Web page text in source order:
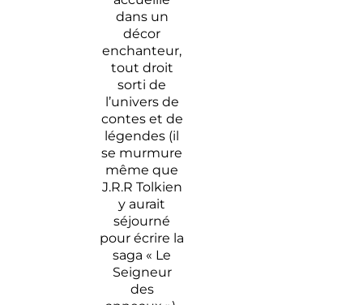
dans un
décor
enchanteur,
tout droit
sorti de
l’univers de
contes et de
légendes (il
se murmure
même que
J.R.R Tolkien
y aurait
séjourné
pour écrire la
saga « Le
Seigneur
des